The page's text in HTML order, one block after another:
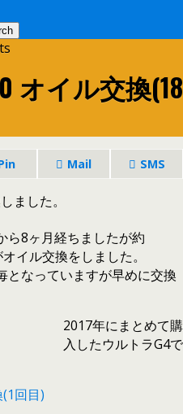
オイル交換(18
Mail SMS
ました。
ら8ヶ月経ちましたが約
イル交換をしました。
となっていますが早めに交換
2017年にまとめて購
入したウルトラG4で
回目)